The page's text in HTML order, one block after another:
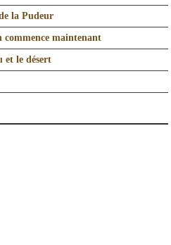
la Pudeur
commence maintenant
et le désert